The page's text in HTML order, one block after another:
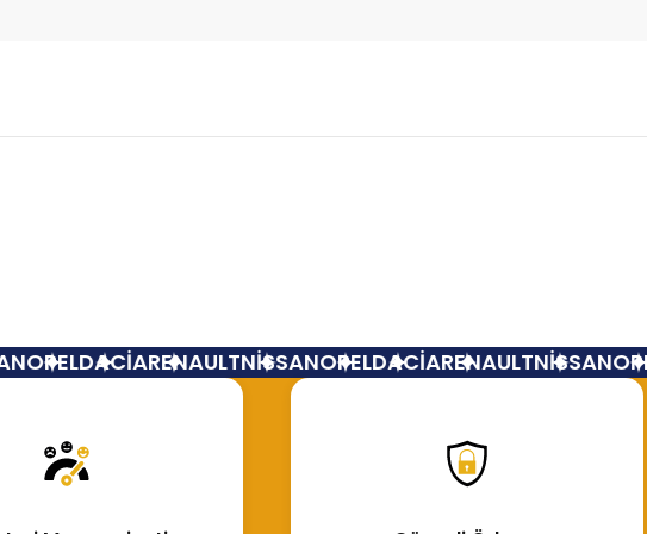
OPELDACİARENAULTNİSSANOPELDACİARENAULTNİSSANOPEL